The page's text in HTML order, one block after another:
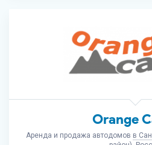
Orange
Аренда и продажа автодомов в